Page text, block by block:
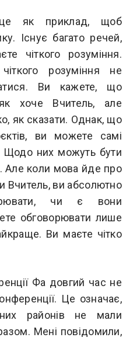
як приклад, щоб
Існує багато речей,
чіткого розуміння.
розуміння не
Ви кажете, що
хоче Вчитель, але
як сказати. Однак, що
ви можете самі
Щодо них можуть бути
Але коли мова йде про
Вчитель, ви абсолютно
чи є вони
обговорювати лише
Ви маєте чітко
Фа довгий час не
Це означає,
районів не мали
Мені повідомили,